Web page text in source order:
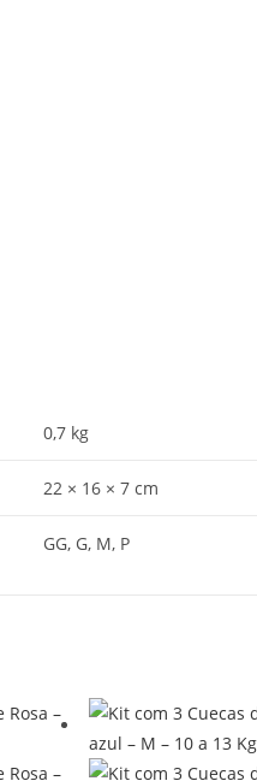
0,7 kg
22 × 16 × 7 cm
GG, G, M, P